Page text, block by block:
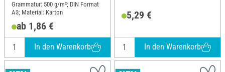
Grammatur: 500 g/m²; DIN Format
A3; Material: Karton
ab 1,86 €
In den Warenkorb
5,29 €
In den Warenkorb